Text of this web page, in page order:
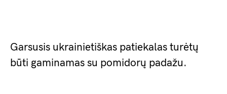
Garsusis ukrainietiškas patiekalas turėtų
būti gaminamas su pomidorų padažu.